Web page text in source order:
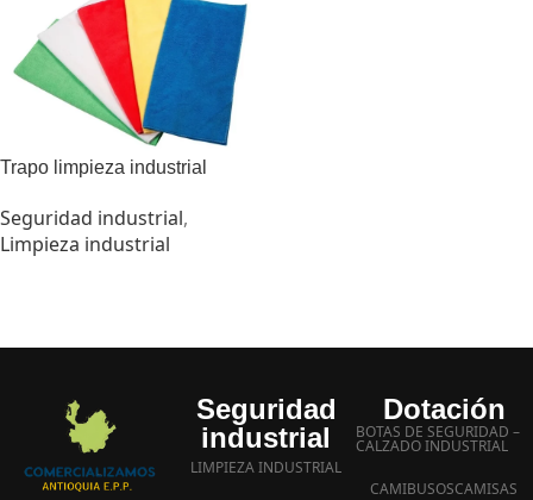
Trapo limpieza industrial
Seguridad industrial,
Limpieza industrial
Seguridad
industrial
LIMPIEZA INDUSTRIAL
Dotación
BOTAS DE SEGURIDAD –
CALZADO INDUSTRIAL
CAMIBUSOSCAMISAS